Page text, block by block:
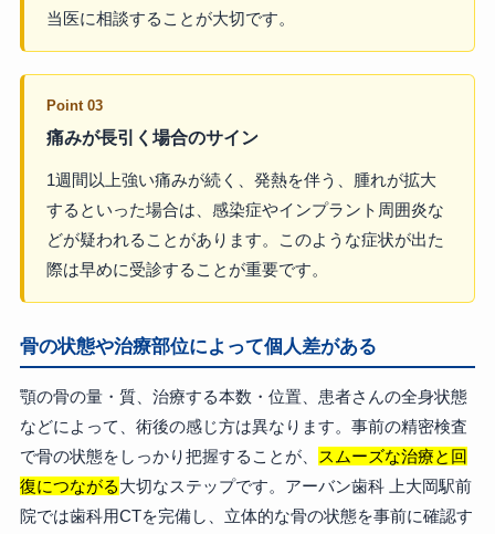
当医に相談することが大切です。
Point 03
痛みが長引く場合のサイン
1週間以上強い痛みが続く、発熱を伴う、腫れが拡大
するといった場合は、感染症やインプラント周囲炎な
どが疑われることがあります。このような症状が出た
際は早めに受診することが重要です。
骨の状態や治療部位によって個人差がある
顎の骨の量・質、治療する本数・位置、患者さんの全身状態
などによって、術後の感じ方は異なります。事前の精密検査
で骨の状態をしっかり把握することが、
スムーズな治療と回
復につながる大切なステップです。アーバン歯科 上大岡駅前
院では歯科用CTを完備し、立体的な骨の状態を事前に確認す